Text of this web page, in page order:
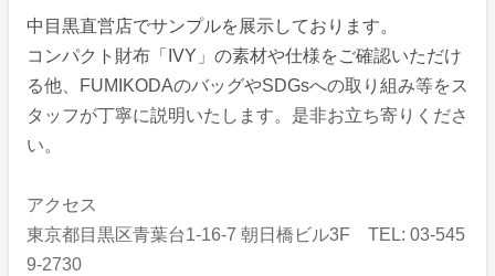
中目黒直営店でサンプルを展示しております。
コンパクト財布「IVY」の素材や仕様をご確認いただけ
る他、FUMIKODAのバッグやSDGsへの取り組み等をス
タッフが丁寧に説明いたします。是非お立ち寄りくださ
い。
アクセス
東京都目黒区青葉台1-16-7 朝日橋ビル3F TEL: 03-545
9-2730